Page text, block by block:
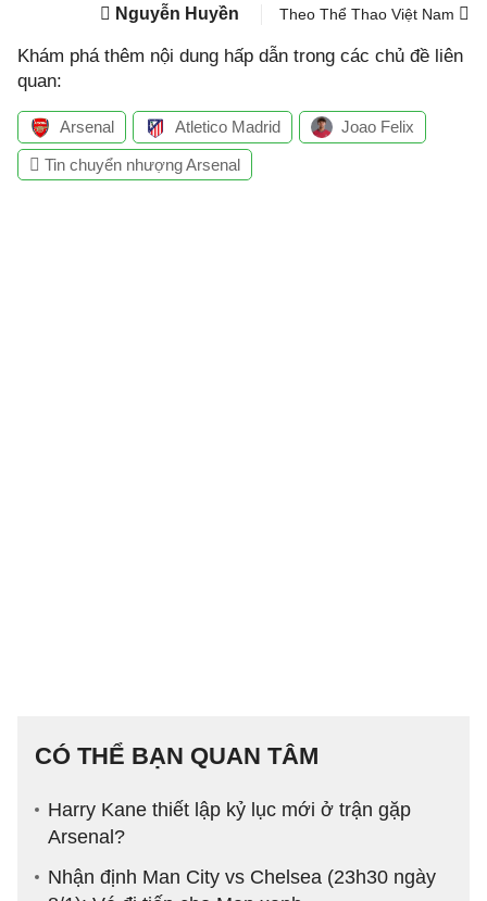
Nguyễn Huyền Theo Thể Thao Việt Nam
Khám phá thêm nội dung hấp dẫn trong các chủ đề liên
quan:
Arsenal Atletico Madrid Joao Felix
Tin chuyển nhượng Arsenal
CÓ THỂ BẠN QUAN TÂM
Harry Kane thiết lập kỷ lục mới ở trận gặp
Arsenal?
Nhận định Man City vs Chelsea (23h30 ngày